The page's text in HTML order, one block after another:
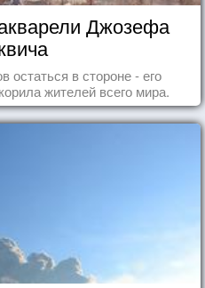
Джозефа
остаться в стороне - его
жителей всего мира.